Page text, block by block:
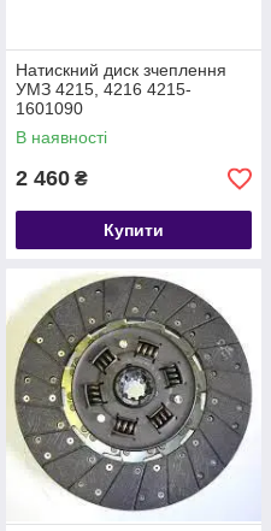
Натискний диск зчеплення
УМЗ 4215, 4216 4215-
1601090
В наявності
2 460 ₴
Купити